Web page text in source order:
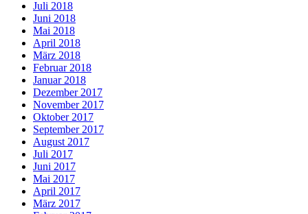
Juli 2018
Juni 2018
Mai 2018
April 2018
März 2018
Februar 2018
Januar 2018
Dezember 2017
November 2017
Oktober 2017
September 2017
August 2017
Juli 2017
Juni 2017
Mai 2017
April 2017
März 2017